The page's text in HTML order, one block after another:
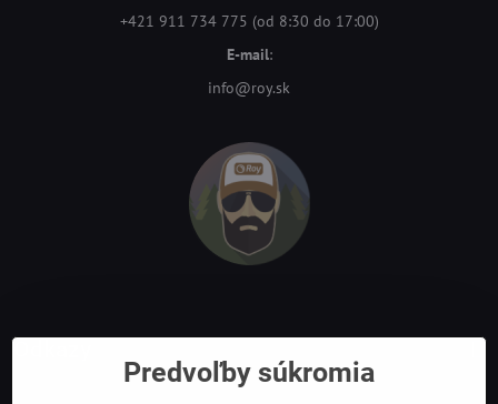
+421 911 734 775 (od 8:30 do 17:00)
E-mail:
info@roy.sk
Predvoľby súkromia